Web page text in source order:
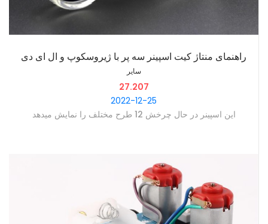
‫راهنمای منتاژ کیت اسپینر سه پر با ژیروسکوپ و ال ای دی
سایر
27.207
2022-12-25
‫این اسپینر در حال چرخش 12 طرح مختلف را نمایش میدهد